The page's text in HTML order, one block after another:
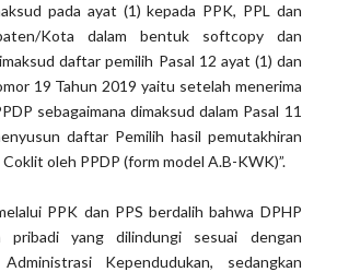
pada ayat (1) kepada PPK, PPL dan
Kota dalam bentuk softcopy dan
daftar pemilih Pasal 12 ayat (1) dan
19 Tahun 2019 yaitu setelah menerima
sebagaimana dimaksud dalam Pasal 11
daftar Pemilih hasil pemutakhiran
oleh PPDP (form model A.B-KWK)”.
PPK dan PPS berdalih bahwa DPHP
pribadi yang dilindungi sesuai dengan
Kependudukan, sedangkan